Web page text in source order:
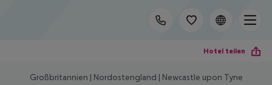
Hotel teilen
Großbritannien | Nordostengland | Newcastle upon Tyne